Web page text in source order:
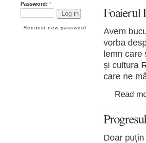
Password: *
Request new password
Foaierul
Avem
vorba
lemn care
și cultura
care ne
Read
Doar